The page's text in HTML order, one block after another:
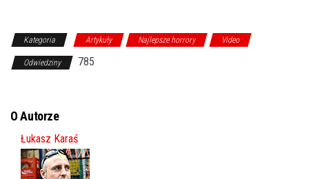
Kategoria Artykuły Najlepsze horrory Video
Odwiedziny 785
O Autorze
Łukasz Karaś